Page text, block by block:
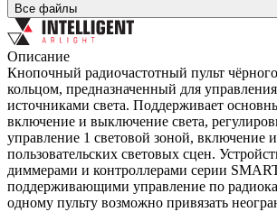
Все файлы
Описание
Кнопочный радиочастотный пульт
кольцом, предназначенный для
источниками света. Поддерживает
включение и выключение света,
управление 1 световой зоной, включение
пользовательских световых сцен.
диммерами и контроллерами серии
поддерживающими управление по
одному пульту возможно привязать